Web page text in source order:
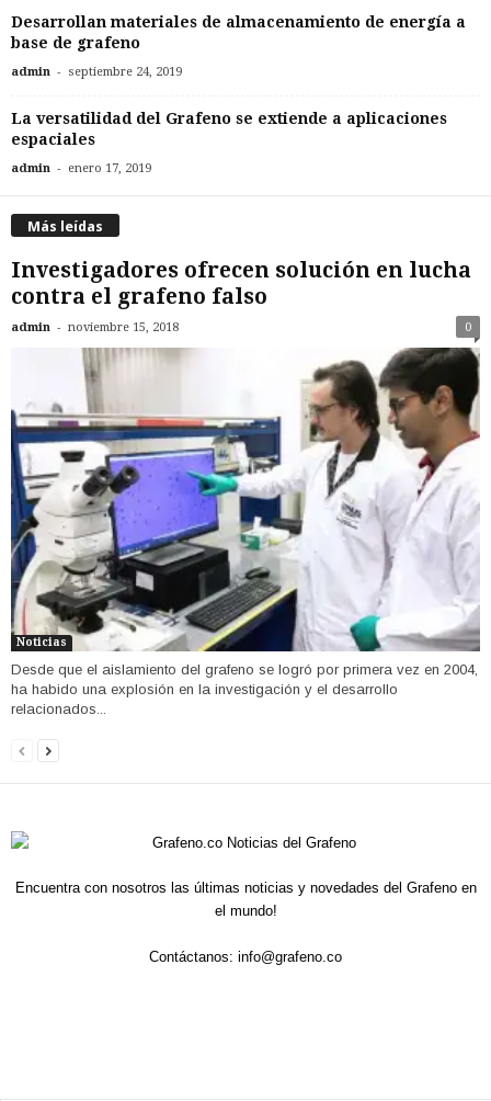
Desarrollan materiales de almacenamiento de energía a
base de grafeno
admin - septiembre 24, 2019
La versatilidad del Grafeno se extiende a aplicaciones
espaciales
admin - enero 17, 2019
Más leídas
Investigadores ofrecen solución en lucha
contra el grafeno falso
admin - noviembre 15, 2018 0
Noticias
Desde que el aislamiento del grafeno se logró por primera vez en 2004,
ha habido una explosión en la investigación y el desarrollo
relacionados...
Encuentra con nosotros las últimas noticias y novedades del Grafeno en
el mundo!
Contáctanos: info@grafeno.co